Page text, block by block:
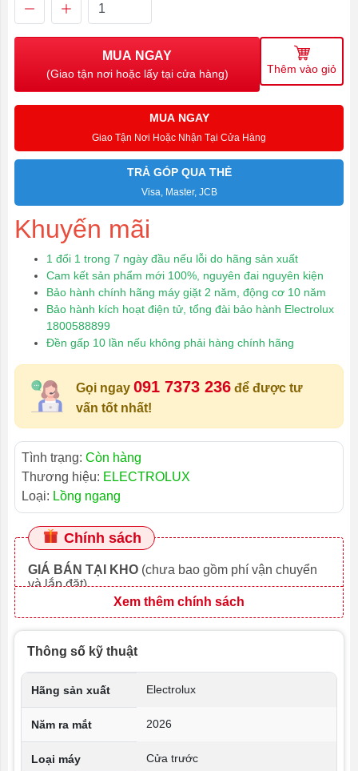
MUA NGAY
(Giao tận nơi hoặc lấy tại cửa hàng) Thêm vào giỏ
MUA NGAY
Giao Tận Nơi Hoặc Nhận Tại Cửa Hàng
TRẢ GÓP QUA THẺ
Visa, Master, JCB
Khuyến mãi
1 đổi 1 trong 7 ngày đầu nếu lỗi do hãng sản xuất
Cam kết sản phẩm mới 100%, nguyên đai nguyên kiện
Bảo hành chính hãng máy giặt 2 năm, động cơ 10 năm
Bảo hành kích hoạt điện tử, tổng đài bảo hành Electrolux
1800588899
Đền gấp 10 lần nếu không phải hàng chính hãng
Gọi ngay 091 7373 236 để được tư
vấn tốt nhất!
Tình trạng: Còn hàng
Thương hiệu: ELECTROLUX
Loại: Lồng ngang
Chính sách
GIÁ BÁN TẠI KHO (chưa bao gồm phí vận chuyển
và lắp đặt)
Xem thêm chính sách
Thông số kỹ thuật
Hãng sản xuất Electrolux
Năm ra mắt 2026
Loại máy Cửa trước